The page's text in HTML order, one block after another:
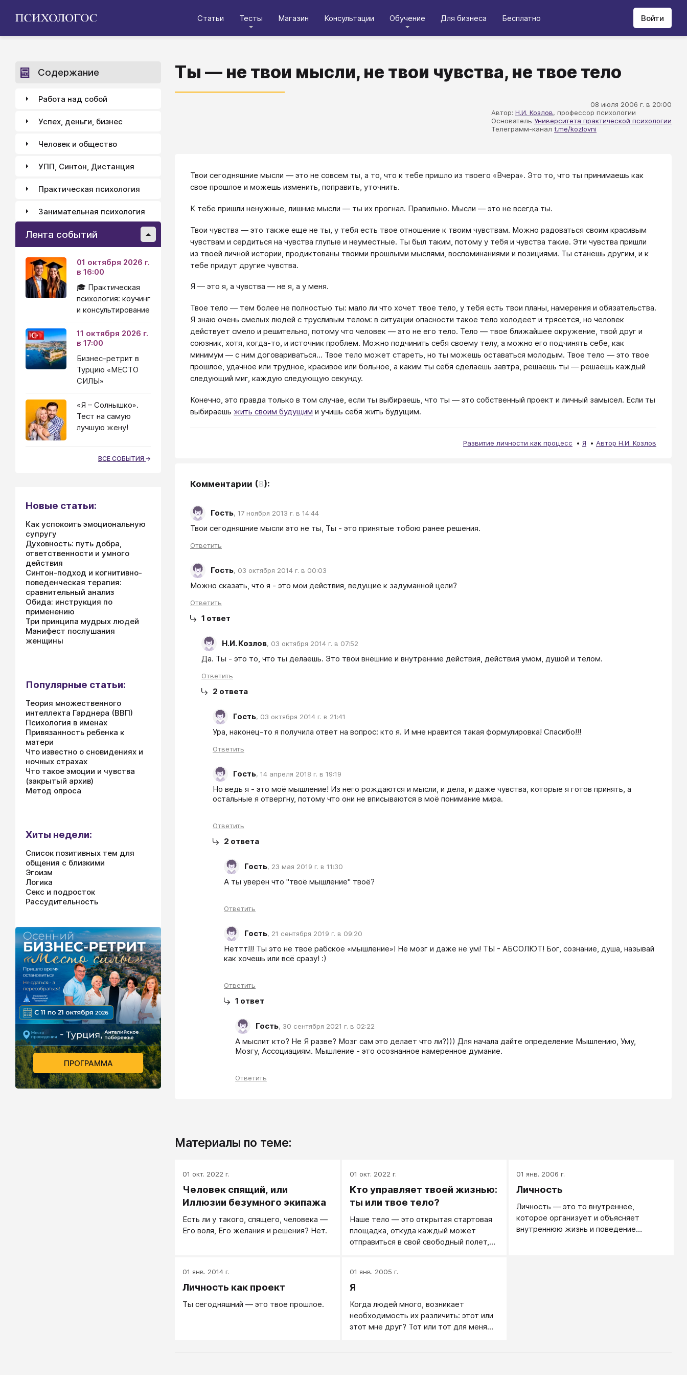
Статьи Тесты Магазин Консультации Обучение Для бизнеса Бесплатно Войти
Ты — не твои мысли, не твои чувства, не твое тело
08 июля 2006 г. в 20:00
Автор: Н.И. Козлов, профессор психологии
Основатель Университета практической психологии
Телеграмм-канал t.me/kozlovni
Твои сегодняшние мысли — это не совсем ты, а то, что к тебе пришло из твоего «Вчера». Это то, что ты принимаешь как
свое прошлое и можешь изменить, поправить, уточнить.
К тебе пришли ненужные, лишние мысли — ты их прогнал. Правильно. Мысли — это не всегда ты.
Твои чувства — это также еще не ты, у тебя есть твое отношение к твоим чувствам. Можно радоваться своим красивым
чувствам и сердиться на чувства глупые и неуместные. Ты был таким, потому у тебя и чувства такие. Эти чувства пришли
из твоей личной истории, продиктованы твоими прошлыми мыслями, воспоминаниями и позициями. Ты станешь другим, и к
тебе придут другие чувства.
Я — это я, а чувства — не я, а у меня.
Твое тело — тем более не полностью ты: мало ли что хочет твое тело, у тебя есть твои планы, намерения и обязательства.
Я знаю очень смелых людей с трусливым телом: в ситуации опасности такое тело холодеет и трясется, но человек
действует смело и решительно, потому что человек — это не его тело. Тело — твое ближайшее окружение, твой друг и
союзник, хотя, когда-то, и источник проблем. Можно подчинить себя своему телу, а можно его подчинять себе, как
минимум — с ним договариваться… Твое тело может стареть, но ты можешь оставаться молодым. Твое тело — это твое
прошлое, удачное или трудное, красивое или больное, а каким ты себя сделаешь завтра, решаешь ты — решаешь каждый
следующий миг, каждую следующую секунду.
Конечно, это правда только в том случае, если ты выбираешь, что ты — это собственный проект и личный замысел. Если ты
выбираешь жить своим будущим и учишь себя жить будущим.
Развитие личности как процесс Я Автор Н.И. Козлов
Комментарии (8):
Гость, 17 ноября 2013 г. в 14:44
Твои сегодняшние мысли это не ты, Ты - это принятые тобою ранее решения.
Ответить
Гость, 03 октября 2014 г. в 00:03
Можно сказать, что я - это мои действия, ведущие к задуманной цели?
Ответить
1 ответ
Н.И. Козлов, 03 октября 2014 г. в 07:52
Да. Ты - это то, что ты делаешь. Это твои внешние и внутренние действия, действия умом, душой и телом.
Ответить
2 ответа
Гость, 03 октября 2014 г. в 21:41
Ура, наконец-то я получила ответ на вопрос: кто я. И мне нравится такая формулировка! Спасибо!!!
Ответить
Гость, 14 апреля 2018 г. в 19:19
Но ведь я - это моё мышление! Из него рождаются и мысли, и дела, и даже чувства, которые я готов принять, а
остальные я отвергну, потому что они не вписываются в моё понимание мира.
Ответить
2 ответа
Гость, 23 мая 2019 г. в 11:30
А ты уверен что "твоё мышление" твоё?
Ответить
Гость, 21 сентября 2019 г. в 09:20
Неттт!!! Ты это не твоё рабское «мышление»! Не мозг и даже не ум! ТЫ - АБСОЛЮТ! Бог, сознание, душа, называй
как хочешь или всё сразу! :)
Ответить
1 ответ
Гость, 30 сентября 2021 г. в 02:22
А мыслит кто? Не Я разве? Мозг сам это делает что ли?))) Для начала дайте определение Мышлению, Уму,
Мозгу, Ассоциациям. Мышление - это осознанное намеренное думание.
Ответить
Материалы по теме:
01 окт. 2022 г.
Человек спящий, или
Иллюзии безумного экипажа
Есть ли у такого, спящего, человека —
Его воля, Его желания и решения? Нет.
01 окт. 2022 г.
Кто управляет твоей жизнью:
ты или твое тело?
Наше тело — это открытая стартовая
площадка, откуда каждый может
отправиться в свой свободный полет,
01 янв. 2006 г.
Личность
Личность — это то внутреннее,
которое организует и объясняет
внутреннюю жизнь и поведение
01 янв. 2014 г.
Личность как проект
Ты сегодняшний — это твое прошлое.
01 янв. 2005 г.
Я
Когда людей много, возникает
необходимость их различить: этот или
этот мне друг? Тот или тот для меня
Содержание
Работа над собой
Успех, деньги, бизнес
Человек и общество
УПП, Синтон, Дистанция
Практическая психология
Занимательная психология
Лента событий
01 октября 2026 г.
в 16:00
🎓 Практическая
психология: коучинг
и консультирование
11 октября 2026 г.
в 17:00
Бизнес-ретрит в
Турцию «МЕСТО
СИЛЫ»
«Я – Солнышко».
Тест на самую
лучшую жену!
ВСЕ СОБЫТИЯ
Новые статьи:
Как успокоить эмоциональную
супругу
Духовность: путь добра,
ответственности и умного
действия
Синтон-подход и когнитивно-
поведенческая терапия:
сравнительный анализ
Обида: инструкция по
применению
Три принципа мудрых людей
Манифест послушания
женщины
Популярные статьи:
Теория множественного
интеллекта Гарднера (ВВП)
Психология в именах
Привязанность ребенка к
матери
Что известно о сновидениях и
ночных страхах
Что такое эмоции и чувства
(закрытый архив)
Метод опроса
Хиты недели:
Список позитивных тем для
общения с близкими
Эгоизм
Логика
Секс и подросток
Рассудительность
ПРОГРАММА